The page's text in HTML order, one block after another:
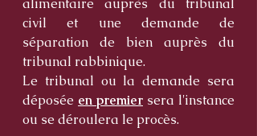
alimentaire auprès du tribunal
civil et une demande de
séparation de bien auprès du
tribunal rabbinique.
Le tribunal ou la demande sera
déposée en premier sera l'instance
ou se déroulera le procès.